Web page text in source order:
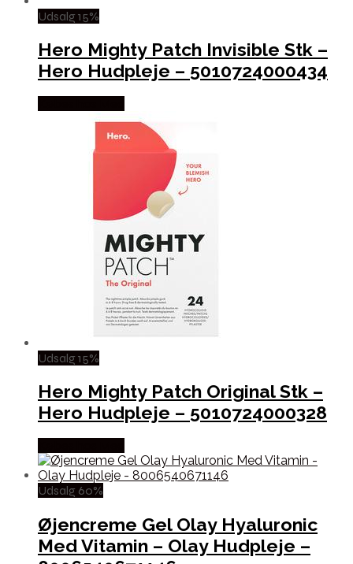
Udsalg 15%
Hero Mighty Patch Invisible Stk –
Hero Hudpleje – 5010724000434
Udsalg 15%
Hero Mighty Patch Original Stk –
Hero Hudpleje – 5010724000328
Udsalg 60%
Øjencreme Gel Olay Hyaluronic
Med Vitamin – Olay Hudpleje –